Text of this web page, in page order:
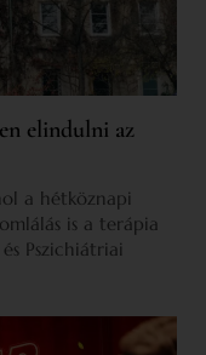
elindulni az
a hétköznapi
is a terápia
Pszichiátriai